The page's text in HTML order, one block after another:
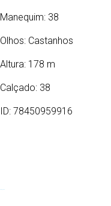
Manequim: 38
Olhos: Castanhos
Altura: 178 m
Calçado: 38
ID: 78450959916